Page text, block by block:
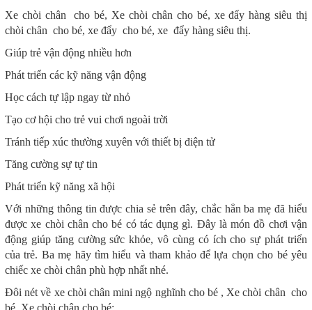
Xe chòi chân cho bé, Xe chòi chân cho bé, xe đẩy hàng siêu thị
chòi chân cho bé, xe đẩy cho bé, xe đẩy hàng siêu thị.
Giúp trẻ vận động nhiều hơn
Phát triển các kỹ năng vận động
Học cách tự lập ngay từ nhỏ
Tạo cơ hội cho trẻ vui chơi ngoài trời
Tránh tiếp xúc thường xuyên với thiết bị điện tử
Tăng cường sự tự tin
Phát triển kỹ năng xã hội
Với những thông tin được chia sẻ trên đây, chắc hẳn ba mẹ đã hiểu
được xe chòi chân cho bé có tác dụng gì. Đây là món đồ chơi vận
động giúp tăng cường sức khỏe, vô cùng có ích cho sự phát triển
của trẻ. Ba mẹ hãy tìm hiểu và tham khảo để lựa chọn cho bé yêu
chiếc xe chòi chân phù hợp nhất nhé.
Đôi nét về xe chòi chân mini ngộ nghĩnh cho bé , Xe chòi chân cho